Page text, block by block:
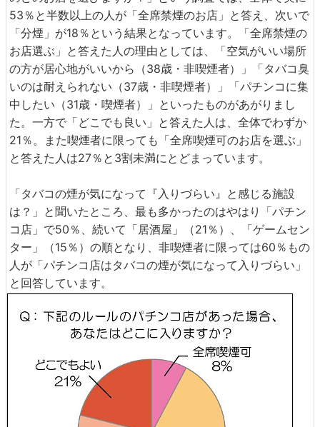
53％と半数以上の人が「全席禁煙のお店」と答え、次いで
「分煙」が18％という結果となっています。「全席禁煙の
お店選ぶ」と答えた人の理由としては、「空気がいい場所
の方が居心地がいいから（38歳・非喫煙者）」「タバコ臭
いのは耐えられない（37歳・非喫煙者）」「パチンコに集
中したい（31歳・喫煙者）」といったものがあがりまし
た。一方で「どこでも良い」と答えた人は、全体でわずか
21％。また喫煙者に限っても「全席喫煙可のお店を選ぶ」
と答えた人は27％と3割未満にとどまっています。
「タバコの煙が気になって『入りづらい』と感じる施設
は？」と聞いたところ、最も多かったのはやはり「パチン
コ店」で50％、続いて「居酒屋」（21％）、「ゲームセン
ター」（15％）の順となり、非喫煙者に限っては60％もの
人が「パチンコ店はタバコの煙が気になって入りづらい」
と回答しています。